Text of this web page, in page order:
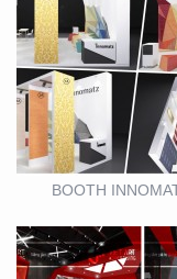
BOOTH
SHOWROOM
HÀNG –
VÂN ĐỒN ,